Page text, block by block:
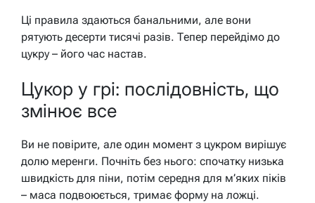
Ці правила здаються банальними, але вони
рятують десерти тисячі разів. Тепер перейдімо до
цукру – його час настав.
Цукор у грі: послідовність, що
змінює все
Ви не повірите, але один момент з цукром вирішує
долю меренги. Почніть без нього: спочатку низька
швидкість для піни, потім середня для м’яких піків
– маса подвоюється, тримає форму на ложці.